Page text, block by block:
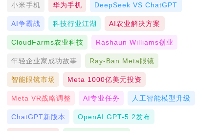
小米手机 华为手机 DeepSeek VS ChatGPT
AI争霸战 科技行业江湖 AI农业解决方案
CloudFarms农业科技 Rashaun Williams创业
年轻企业家成功故事 Ray-Ban Meta眼镜
智能眼镜市场 Meta 1000亿美元投资
Meta VR战略调整 AI专业任务 人工智能模型升级
ChatGPT新版本 OpenAI GPT-5.2发布